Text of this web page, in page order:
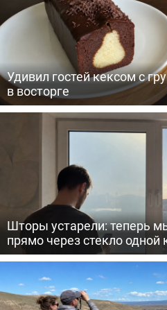
Удивил гостей кексом с
в восторге
Шторы устарели: теперь
прямо через стекло одной